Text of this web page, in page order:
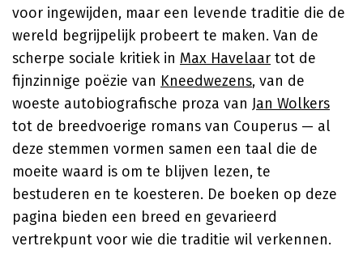
voor ingewijden, maar een levende traditie die de
wereld begrijpelijk probeert te maken. Van de
scherpe sociale kritiek in Max Havelaar tot de
fijnzinnige poëzie van Kneedwezens, van de
woeste autobiografische proza van Jan Wolkers
tot de breedvoerige romans van Couperus — al
deze stemmen vormen samen een taal die de
moeite waard is om te blijven lezen, te
bestuderen en te koesteren. De boeken op deze
pagina bieden een breed en gevarieerd
vertrekpunt voor wie die traditie wil verkennen.